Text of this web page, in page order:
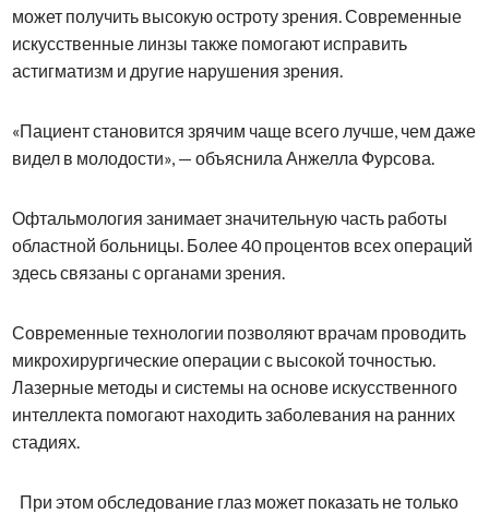
может получить высокую остроту зрения. Современные
искусственные линзы также помогают исправить
астигматизм и другие нарушения зрения.
«Пациент становится зрячим чаще всего лучше, чем даже
видел в молодости», — объяснила Анжелла Фурсова.
Офтальмология занимает значительную часть работы
областной больницы. Более 40 процентов всех операций
здесь связаны с органами зрения.
Современные технологии позволяют врачам проводить
микрохирургические операции с высокой точностью.
Лазерные методы и системы на основе искусственного
интеллекта помогают находить заболевания на ранних
стадиях.
При этом обследование глаз может показать не только